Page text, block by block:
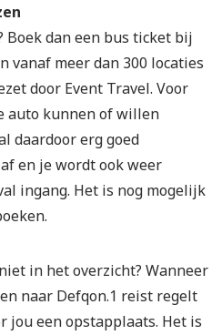
Boek dan een bus ticket bij
vanaf meer dan 300 locaties
door Event Travel. Voor
auto kunnen of willen
daardoor erg goed
en je wordt ook weer
ingang. Het is nog mogelijk
in het overzicht? Wanneer
naar Defqon.1 reist regelt
jou een opstapplaats. Het is